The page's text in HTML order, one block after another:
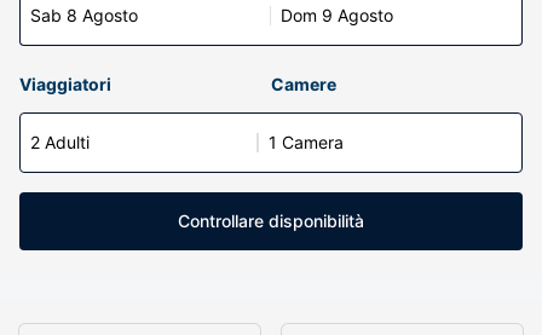
Sab 8 Agosto Dom 9 Agosto
Viaggiatori Camere
2 Adulti 1 Camera
Controllare disponibilità